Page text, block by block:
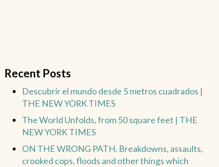
Recent Posts
Descubrir el mundo desde 5 metros cuadrados |
THE NEW YORK TIMES
The World Unfolds, from 50 square feet | THE
NEW YORK TIMES
ON THE WRONG PATH. Breakdowns, assaults,
crooked cops, floods and other things which